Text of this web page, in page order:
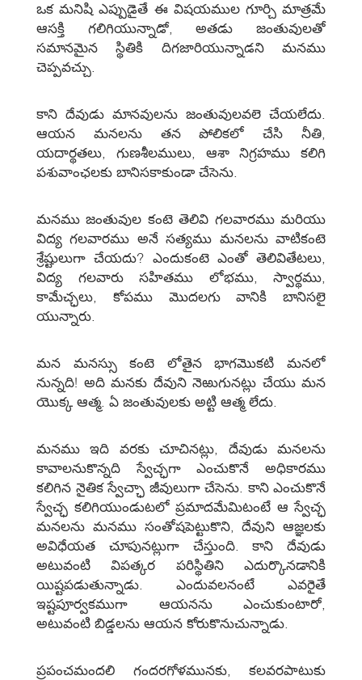
ఒక మనిషి ఎప్పుడైతే ఈ విషయముల గూర్చి మాత్రమే
ఆసక్తి గలిగియున్నాడో, అతడు జంతువులతో
సమానమైన స్థితికి దిగజారియున్నాడని మనము
చెప్పవచ్చు.
కాని దేవుడు మానవులను జంతువులవలె చేయలేదు.
ఆయన మనలను తన పోలికలో చేసి నీతి,
యదార్థతలు, గుణశీలములు, ఆశా నిగ్రహము కలిగి
పశువాంఛలకు బానిసకాకుండా చేసెను.
మనము జంతువుల కంటె తెలివి గలవారము మరియు
విద్య గలవారము అనే సత్యము మనలను వాటికంటె
శ్రేష్టులుగా చేయదు? ఎందుకంటె ఎంతో తెలివితేటలు,
విద్య గలవారు సహితము లోభము, స్వార్థము,
కామేచ్ఛలు, కోపము మొదలగు వానికి బానిసలై
యున్నారు.
మన మనస్సు కంటె లోతైన భాగమొకటి మనలో
నున్నది! అది మనకు దేవుని నెఱుగునట్లు చేయు మన
యొక్క ఆత్మ. ఏ జంతువులకు అట్టి ఆత్మ లేదు.
మనము ఇది వరకు చూచినట్లు, దేవుడు మనలను
కావాలనుకొన్నది స్వేచ్ఛగా ఎంచుకొనే అధికారము
కలిగిన నైతిక స్వేచ్ఛా జీవులుగా చేసెను. కాని ఎంచుకొనే
స్వేచ్ఛ కలిగియుండుటలో ప్రమాదమేమిటంటే ఆ స్వేచ్ఛ
మనలను మనము సంతోషపెట్టుకొని, దేవుని ఆజ్ఞలకు
అవిధేయత చూపునట్లుగా చేస్తుంది. కాని దేవుడు
అటువంటి విపత్కర పరిస్థితిని ఎదుర్కొనడానికి
యిష్టపడుతున్నాడు. ఎందువలనంటే ఎవరైతే
ఇష్టపూర్వకముగా ఆయనను ఎంచుకుంటారో,
అటువంటి బిడ్డలను ఆయన కోరుకొనుచున్నాడు.
ప్రపంచమందలి గందరగోళమునకు, కలవరపాటుకు